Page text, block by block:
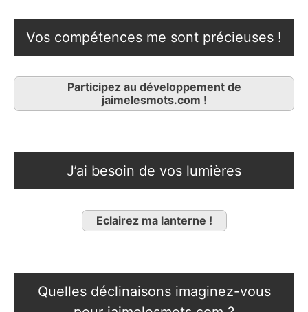
Vos compétences me sont précieuses !
Participez au développement de
jaimelesmots.com !
J’ai besoin de vos lumières
Eclairez ma lanterne !
Quelles déclinaisons imaginez-vous